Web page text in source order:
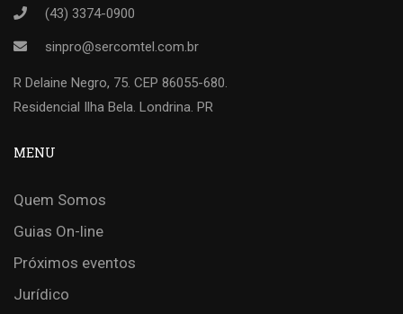
(43) 3374-0900
sinpro@sercomtel.com.br
R Delaine Negro, 75. CEP 86055-680.
Residencial Ilha Bela. Londrina. PR
MENU
Quem Somos
Guias On-line
Próximos eventos
Jurídico